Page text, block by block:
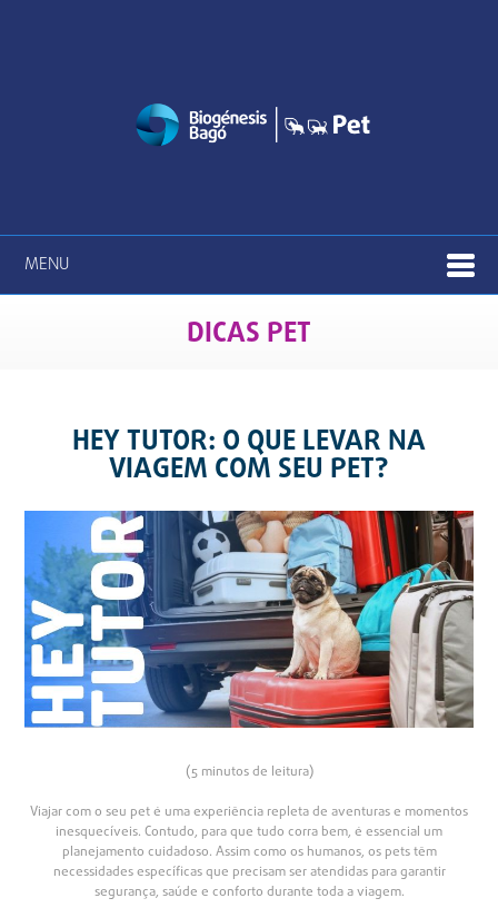
MENU
DICAS PET
HEY TUTOR: O QUE LEVAR NA
VIAGEM COM SEU PET?
(5 minutos de leitura)
Viajar com o seu pet é uma experiência repleta de aventuras e momentos
inesquecíveis. Contudo, para que tudo corra bem, é essencial um
planejamento cuidadoso. Assim como os humanos, os pets têm
necessidades específicas que precisam ser atendidas para garantir
segurança, saúde e conforto durante toda a viagem.